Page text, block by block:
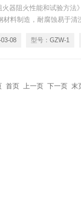
器阻火性能和试验方法
材料制造，耐腐蚀易于
08 型号： GZW-1
首页 上一页 下一页 末